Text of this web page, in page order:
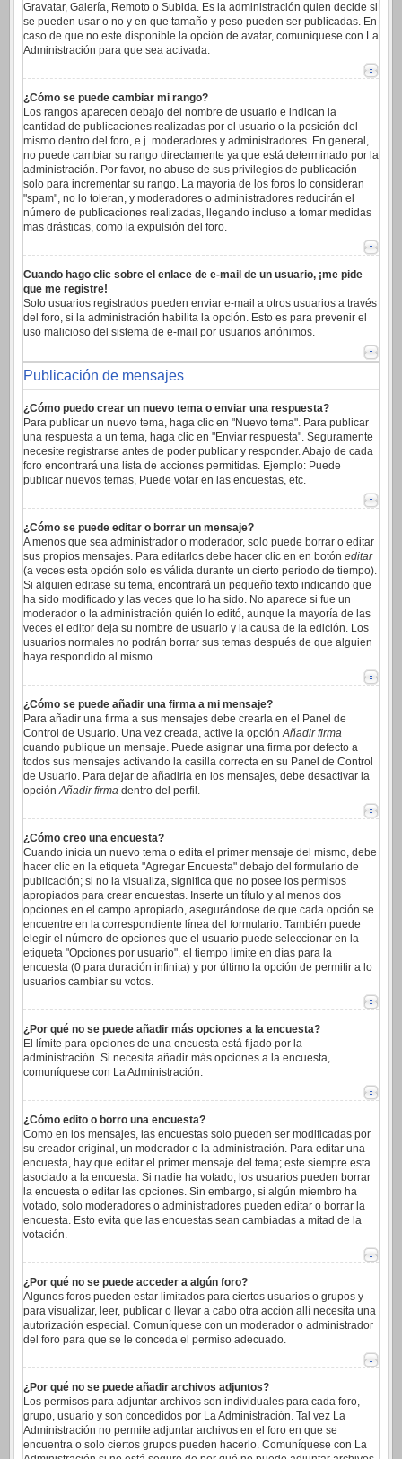
Gravatar, Galería, Remoto o Subida. Es la administración quien decide si
se pueden usar o no y en que tamaño y peso pueden ser publicadas. En
caso de que no este disponible la opción de avatar, comuníquese con La
Administración para que sea activada.
¿Cómo se puede cambiar mi rango?
Los rangos aparecen debajo del nombre de usuario e indican la
cantidad de publicaciones realizadas por el usuario o la posición del
mismo dentro del foro, e.j. moderadores y administradores. En general,
no puede cambiar su rango directamente ya que está determinado por la
administración. Por favor, no abuse de sus privilegios de publicación
solo para incrementar su rango. La mayoría de los foros lo consideran
"spam", no lo toleran, y moderadores o administradores reducirán el
número de publicaciones realizadas, llegando incluso a tomar medidas
mas drásticas, como la expulsión del foro.
Cuando hago clic sobre el enlace de e-mail de un usuario, ¡me pide
que me registre!
Solo usuarios registrados pueden enviar e-mail a otros usuarios a través
del foro, si la administración habilita la opción. Esto es para prevenir el
uso malicioso del sistema de e-mail por usuarios anónimos.
Publicación de mensajes
¿Cómo puedo crear un nuevo tema o enviar una respuesta?
Para publicar un nuevo tema, haga clic en "Nuevo tema". Para publicar
una respuesta a un tema, haga clic en "Enviar respuesta". Seguramente
necesite registrarse antes de poder publicar y responder. Abajo de cada
foro encontrará una lista de acciones permitidas. Ejemplo: Puede
publicar nuevos temas, Puede votar en las encuestas, etc.
¿Cómo se puede editar o borrar un mensaje?
A menos que sea administrador o moderador, solo puede borrar o editar
sus propios mensajes. Para editarlos debe hacer clic en en botón editar
(a veces esta opción solo es válida durante un cierto periodo de tiempo).
Si alguien editase su tema, encontrará un pequeño texto indicando que
ha sido modificado y las veces que lo ha sido. No aparece si fue un
moderador o la administración quién lo editó, aunque la mayoría de las
veces el editor deja su nombre de usuario y la causa de la edición. Los
usuarios normales no podrán borrar sus temas después de que alguien
haya respondido al mismo.
¿Cómo se puede añadir una firma a mi mensaje?
Para añadir una firma a sus mensajes debe crearla en el Panel de
Control de Usuario. Una vez creada, active la opciónAñadir firma
cuando publique un mensaje. Puede asignar una firma por defecto a
todos sus mensajes activando la casilla correcta en su Panel de Control
de Usuario. Para dejar de añadirla en los mensajes, debe desactivar la
opciónAñadir firma dentro del perfil.
¿Cómo creo una encuesta?
Cuando inicia un nuevo tema o edita el primer mensaje del mismo, debe
hacer clic en la etiqueta "Agregar Encuesta" debajo del formulario de
publicación; si no la visualiza, significa que no posee los permisos
apropiados para crear encuestas. Inserte un título y al menos dos
opciones en el campo apropiado, asegurándose de que cada opción se
encuentre en la correspondiente línea del formulario. También puede
elegir el número de opciones que el usuario puede seleccionar en la
etiqueta "Opciones por usuario", el tiempo límite en días para la
encuesta (0 para duración infinita) y por último la opción de permitir a lo
usuarios cambiar su votos.
¿Por qué no se puede añadir más opciones a la encuesta?
El límite para opciones de una encuesta está fijado por la
administración. Si necesita añadir más opciones a la encuesta,
comuníquese con La Administración.
¿Cómo edito o borro una encuesta?
Como en los mensajes, las encuestas solo pueden ser modificadas por
su creador original, un moderador o la administración. Para editar una
encuesta, hay que editar el primer mensaje del tema; este siempre esta
asociado a la encuesta. Si nadie ha votado, los usuarios pueden borrar
la encuesta o editar las opciones. Sin embargo, si algún miembro ha
votado, solo moderadores o administradores pueden editar o borrar la
encuesta. Esto evita que las encuestas sean cambiadas a mitad de la
votación.
¿Por qué no se puede acceder a algún foro?
Algunos foros pueden estar limitados para ciertos usuarios o grupos y
para visualizar, leer, publicar o llevar a cabo otra acción allí necesita una
autorización especial. Comuníquese con un moderador o administrador
del foro para que se le conceda el permiso adecuado.
¿Por qué no se puede añadir archivos adjuntos?
Los permisos para adjuntar archivos son individuales para cada foro,
grupo, usuario y son concedidos por La Administración. Tal vez La
Administración no permite adjuntar archivos en el foro en que se
encuentra o solo ciertos grupos pueden hacerlo. Comuníquese con La